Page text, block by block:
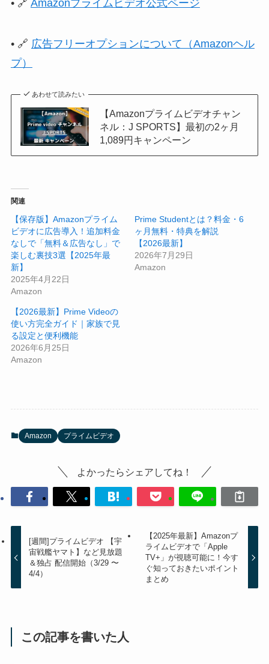
• 🔗 Amazonプライムビデオ公式ページ
• 🔗 広告フリーオプションについて（Amazonヘル
プ）
あわせて読みたい
【Amazonプライムビデオチャン
ネル：J SPORTS】最初の2ヶ月
1,089円キャンペーン
関連
【保存版】Amazonプライム
ビデオに広告導入！追加料金
なしで「無料＆広告なし」で
楽しむ裏技3選【2025年最
新】
2025年4月22日
Amazon
Prime Studentとは？料金・6
ヶ月無料・特典を解説
【2026最新】
2026年7月29日
Amazon
【2026最新】Prime Videoの
使い方完全ガイド｜家族で見
る設定と便利機能
2026年6月25日
Amazon
Amazon プライムビデオ
よかったらシェアしてね！
[週間]プライムビデオ 【宇
宙戦艦ヤマト】など見放題
＆独占 配信開始（3/29 〜
4/4）
【2025年最新】Amazonプ
ライムビデオで「Apple
TV+」が視聴可能に！今す
ぐ知っておきたいポイント
まとめ
この記事を書いた人